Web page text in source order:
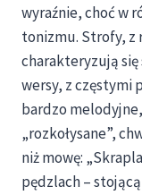
wyraźnie, choć w
tonizmu. Strofy, z
charakteryzują
wersy, z częstymi
bardzo
„rozkołysane”,
niż mowę:
pędzlach –